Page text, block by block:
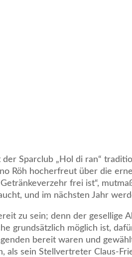
Sparclub „Hol di ran“
Röh hocherfreut über die
frei ist“,
und im nächsten Jahr
zu sein; denn der
grundsätzlich möglich ist,
bereit waren und
als sein Stellvertreter Claus-